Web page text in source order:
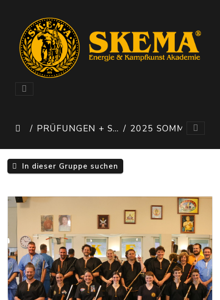
PRÜFUNGEN + SEMINARE 2025 SOMMER SELBSTVERTEIDIGUNG BERN
In dieser Gruppe suchen